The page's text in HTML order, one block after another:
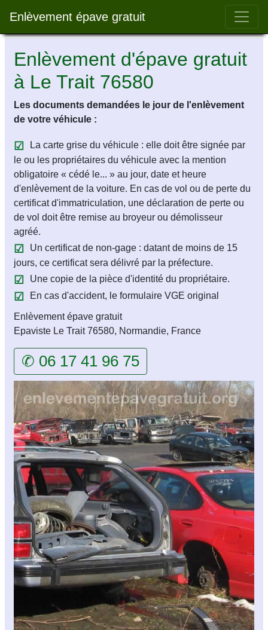
Enlèvement épave gratuit Bar
Enlèvement d'épave gratuit
à Le Trait 76580
Les documents demandées le jour de l'enlèvement
de votre véhicule :
La carte grise du véhicule : elle doit être signée par
le ou les propriétaires du véhicule avec la mention
obligatoire « cédé le... » au jour, date et heure
d'enlèvement de la voiture. En cas de vol ou de perte du
certificat d'immatriculation, une déclaration de perte ou
de vol doit être remise au broyeur ou démolisseur
agréé.
Un certificat de non-gage : datant de moins de 15
jours, ce certificat sera délivré par la préfecture.
Une copie de la pièce d'identité du propriétaire.
En cas d'accident, le formulaire VGE original
Enlèvement épave gratuit
Epaviste Le Trait 76580, Normandie, France
✆ 06 17 41 96 75